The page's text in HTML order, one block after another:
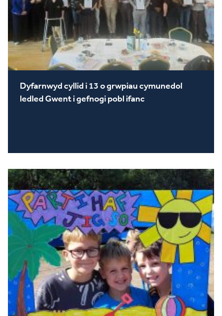
Dyfarnwyd cyllid i 13 o grwpiau cymunedol
ledled Gwent i gefnogi pobl ifanc